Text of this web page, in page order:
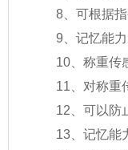
8 、可根据
9 、记忆能
10 、称重
11 、对称
12 、可以
13 、记忆